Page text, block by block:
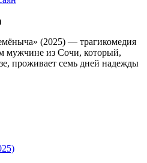
(2025) — трагикомедия
мужчине из Сочи, который,
проживает семь дней надежды